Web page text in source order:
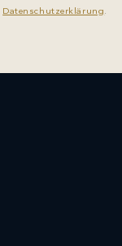
Datenschutzerklärung.